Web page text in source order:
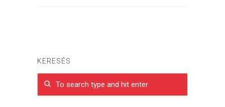
KERESÉS